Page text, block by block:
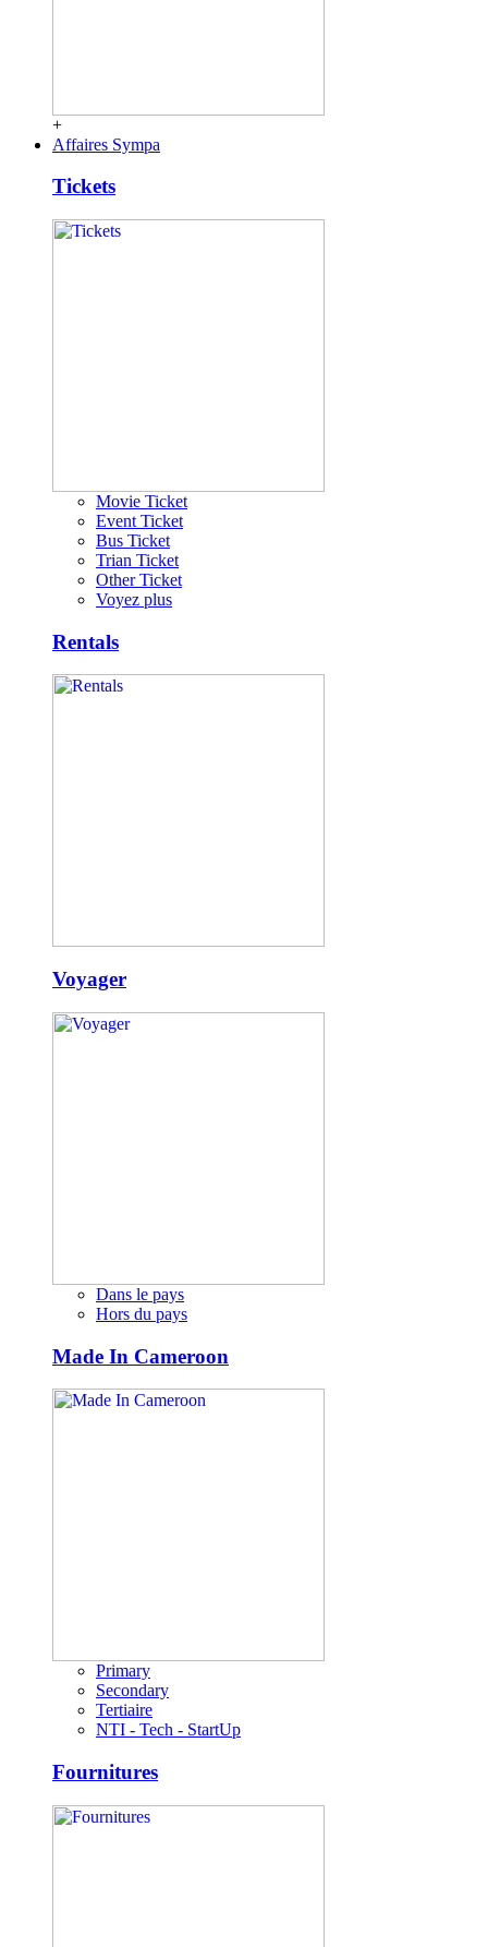
+
Affaires Sympa
Tickets
Movie Ticket
Event Ticket
Bus Ticket
Trian Ticket
Other Ticket
Voyez plus
Rentals
Voyager
Dans le pays
Hors du pays
Made In Cameroon
Primary
Secondary
Tertiaire
NTI - Tech - StartUp
Fournitures